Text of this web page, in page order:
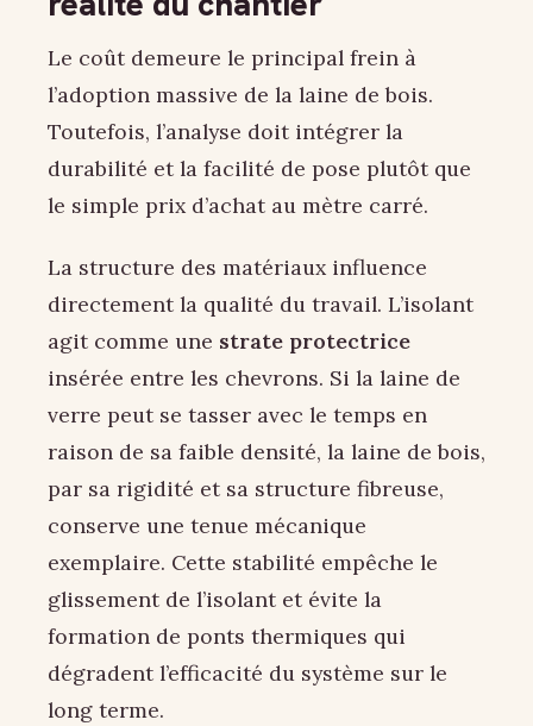
Le coût demeure le principal frein à
l’adoption massive de la laine de bois.
Toutefois, l’analyse doit intégrer la
durabilité et la facilité de pose plutôt que
le simple prix d’achat au mètre carré.
La structure des matériaux influence
directement la qualité du travail. L’isolant
agit comme une strate protectrice
insérée entre les chevrons. Si la laine de
verre peut se tasser avec le temps en
raison de sa faible densité, la laine de bois,
par sa rigidité et sa structure fibreuse,
conserve une tenue mécanique
exemplaire. Cette stabilité empêche le
glissement de l’isolant et évite la
formation de ponts thermiques qui
dégradent l’efficacité du système sur le
long terme.